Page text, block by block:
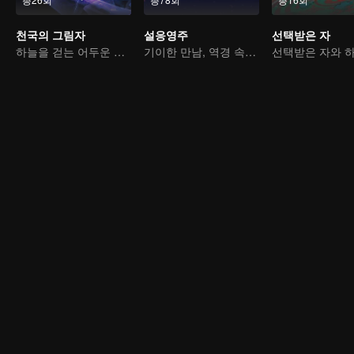
천국의 그림자
하늘을 걷는 어두운 그림자, 혼을 불태워 마음을 지키다
설응영주
기이한 만남, 역경 속에서 다시 살아난 소년
선택받은 자